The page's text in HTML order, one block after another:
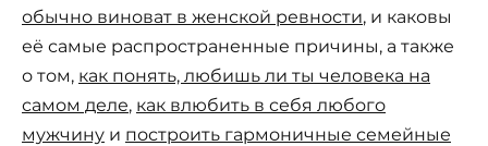
обычно виноват в женской ревности, и каковы
её самые распространенные причины, а также
о том, как понять, любишь ли ты человека на
самом деле, как влюбить в себя любого
мужчину и построить гармоничные семейные